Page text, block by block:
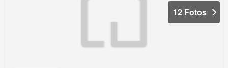
12 Fotos